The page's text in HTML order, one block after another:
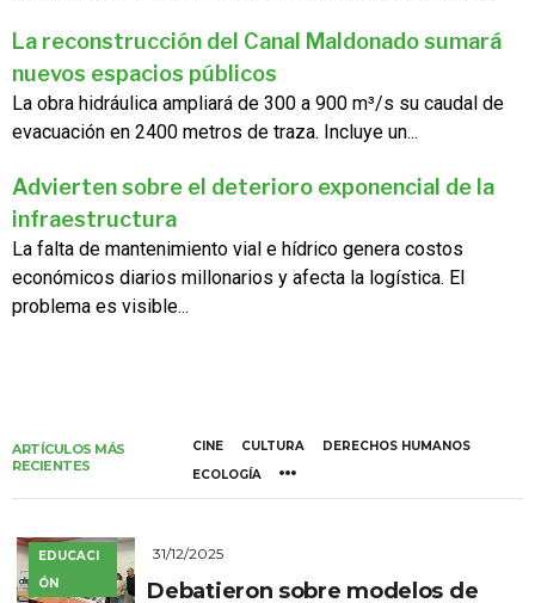
La reconstrucción del Canal Maldonado sumará
nuevos espacios públicos
La obra hidráulica ampliará de 300 a 900 m³/s su caudal de
evacuación en 2400 metros de traza. Incluye un...
Advierten sobre el deterioro exponencial de la
infraestructura
La falta de mantenimiento vial e hídrico genera costos
económicos diarios millonarios y afecta la logística. El
problema es visible...
ARTÍCULOS MÁS
RECIENTES
CINE CULTURA
DERECHOS HUMANOS
ECOLOGÍA
EDUCACI
ÓN
31/12/2025
Debatieron sobre modelos de